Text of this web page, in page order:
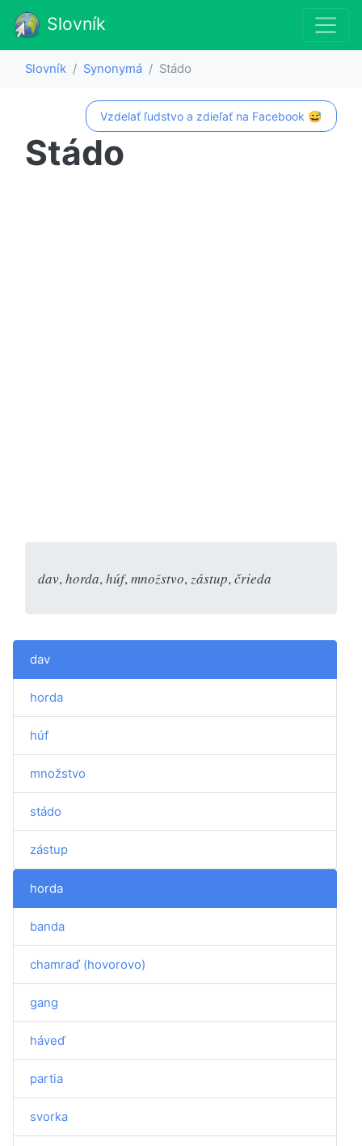
Slovník
Slovník Synonymá Stádo
Vzdelať ľudstvo a zdieľať na Facebook 😅
Stádo
dav, horda, húf, množstvo, zástup, črieda
dav
horda
húf
množstvo
stádo
zástup
horda
banda
chamraď (hovorovo)
gang
háveď
partia
svorka